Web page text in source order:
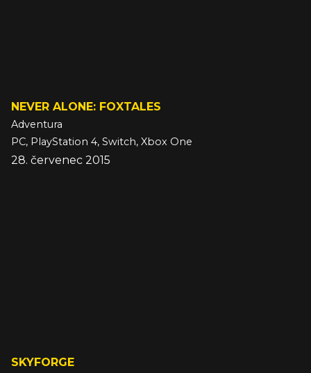
NEVER ALONE: FOXTALES
Adventura
PC, PlayStation 4, Switch, Xbox One
28. červenec 2015
SKYFORGE